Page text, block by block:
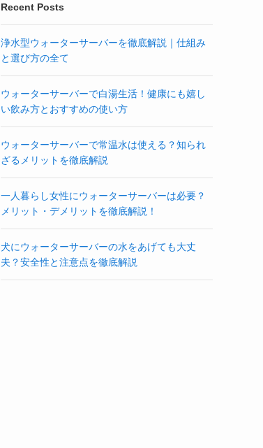
Recent Posts
浄水型ウォーターサーバーを徹底解説｜仕組み
と選び方の全て
ウォーターサーバーで白湯生活！健康にも嬉し
い飲み方とおすすめの使い方
ウォーターサーバーで常温水は使える？知られ
ざるメリットを徹底解説
一人暮らし女性にウォーターサーバーは必要？
メリット・デメリットを徹底解説！
犬にウォーターサーバーの水をあげても大丈
夫？安全性と注意点を徹底解説